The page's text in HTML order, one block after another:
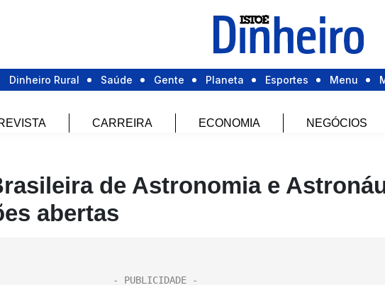
Dinheiro Rural Saúde Gente Planeta Esportes Menu
CARREIRA ECONOMIA NEGÓCIOS
de Astronomia e
abertas